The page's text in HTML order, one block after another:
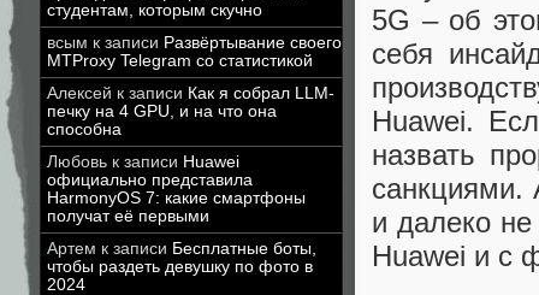
студентам, которым скучно
всым к записи Развёртывание своего
MTProxy Telegram со статистикой
Алексей к записи Как я собрал LLM-
печку на 4 GPU, и на что она
способна
Любовь к записи Huawei
официально представила
HarmonyOS 7: какие смартфоны
получат её первыми
Артем к записи Бесплатные боты,
чтобы раздеть девушку по фото в
2024
5G – об
себя
Huawei.
назвать
санкциями.
и далеко
Huawei и с